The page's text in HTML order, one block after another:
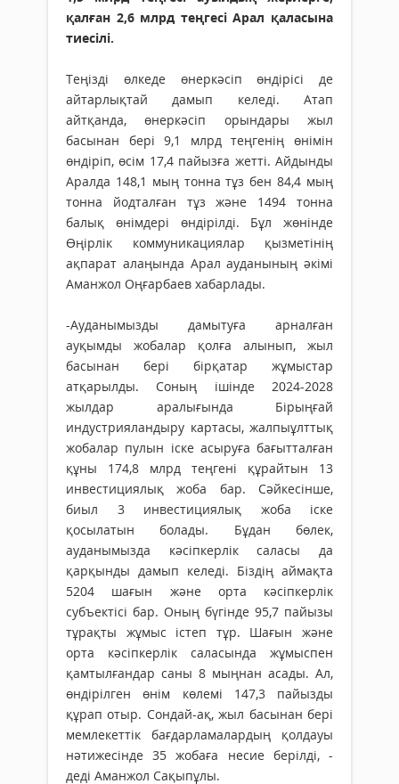
қалған 2,6 млрд теңгесі Арал қаласына
тиесілі.
Теңізді өлкеде өнеркәсіп өндірісі де
айтарлықтай дамып келеді. Атап
айтқанда, өнеркәсіп орындары жыл
басынан бері 9,1 млрд теңгенің өнімін
өндіріп, өсім 17,4 пайызға жетті. Айдынды
Аралда 148,1 мың тонна тұз бен 84,4 мың
тонна йодталған тұз және 1494 тонна
балық өнімдері өндірілді. Бұл жөнінде
Өңірлік коммуникациялар қызметінің
ақпарат алаңында Арал ауданының әкімі
Аманжол Оңғарбаев хабарлады.
-Ауданымызды дамытуға арналған
ауқымды жобалар қолға алынып, жыл
басынан бері бірқатар жұмыстар
атқарылды. Соның ішінде 2024-2028
жылдар аралығында Бірыңғай
индустрияландыру картасы, жалпыұлттық
жобалар пулын іске асыруға бағытталған
құны 174,8 млрд теңгені құрайтын 13
инвестициялық жоба бар. Сәйкесінше,
биыл 3 инвестициялық жоба іске
қосылатын болады. Бұдан бөлек,
ауданымызда кәсіпкерлік саласы да
қарқынды дамып келеді. Біздің аймақта
5204 шағын және орта кәсіпкерлік
субъектісі бар. Оның бүгінде 95,7 пайызы
тұрақты жұмыс істеп тұр. Шағын және
орта кәсіпкерлік саласында жұмыспен
қамтылғандар саны 8 мыңнан асады. Ал,
өндірілген өнім көлемі 147,3 пайызды
құрап отыр. Сондай-ақ, жыл басынан бері
мемлекеттік бағдарламалардың қолдауы
нәтижесінде 35 жобаға несие берілді, -
деді Аманжол Сақыпұлы.